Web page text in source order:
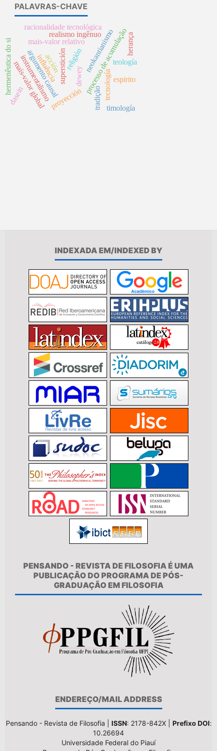
PALAVRAS-CHAVE
argumento causalsuperstición
proyección
processo de acumulação
mais-valor global
mais-valor relativo
religión
realismo ingênuo
racionalidade tecnológica
tecnología
instrumentalismo dewey
teología
espirito
influência neokantianismo
dasein
herança
tradição
hermenêutica do si
timología
acción
INDEXADA EM/INDEXED BY
PENSANDO - REVISTA DE FILOSOFIA É UMA
PUBLICAÇÃO DO PROGRAMA DE PÓS-
GRADUAÇÃO EM FILOSOFIA
ENDEREÇO/MAIL ADDRESS
Pensando - Revista de Filosofia | ISSN: 2178-842X | Prefixo DOI:
10.26694
Universidade Federal do Piauí